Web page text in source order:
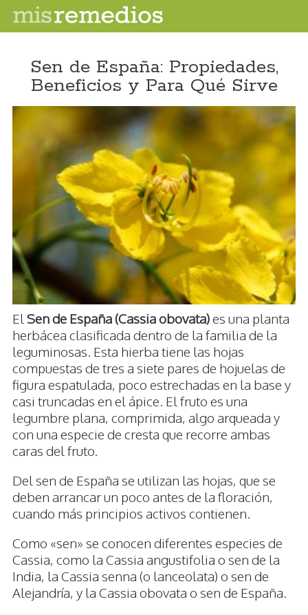
Sen de España: Propiedades,
Beneficios y Para Qué Sirve
El Sen de España (Cassia obovata)es una planta
herbácea clasificada dentro de la familia de la
leguminosas. Esta hierba tiene las hojas
compuestas de tres a siete pares de hojuelas de
figura espatulada, poco estrechadas en la base y
casi truncadas en el ápice. El fruto es una
legumbre plana, comprimida, algo arqueada y
con una especie de cresta que recorre ambas
caras del fruto.
Del sen de España se utilizan las hojas, que se
deben arrancar un poco antes de la floración,
cuando más principios activos contienen.
Como «sen» se conocen diferentes especies de
Cassia, como la Cassia angustifolia o sen de la
India, la Cassia senna (o lanceolata) o sen de
Alejandría, y la Cassia obovata o sen de España.